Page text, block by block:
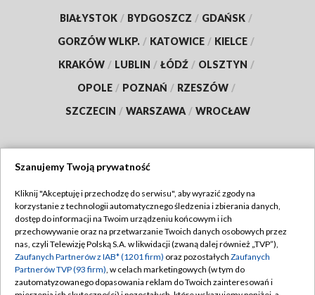
BIAŁYSTOK / BYDGOSZCZ / GDAŃSK /
GORZÓW WLKP. / KATOWICE / KIELCE /
KRAKÓW / LUBLIN / ŁÓDŹ / OLSZTYN /
OPOLE / POZNAŃ / RZESZÓW /
SZCZECIN / WARSZAWA / WROCŁAW
TVP
Abonament TVP
Emisja w TVP
Centrum informacji TVP
Regulamin TVP
Polityka prywatności
Moje zgody
Szanujemy Twoją prywatność
Kliknij "Akceptuję i przechodzę do serwisu", aby wyrazić zgody na
korzystanie z technologii automatycznego śledzenia i zbierania danych,
dostęp do informacji na Twoim urządzeniu końcowym i ich
przechowywanie oraz na przetwarzanie Twoich danych osobowych przez
nas, czyli Telewizję Polską S.A. w likwidacji (zwaną dalej również „TVP”),
Zaufanych Partnerów z IAB* (1201 firm) oraz pozostałych Zaufanych
Partnerów TVP (93 firm), w celach marketingowych (w tym do
zautomatyzowanego dopasowania reklam do Twoich zainteresowań i